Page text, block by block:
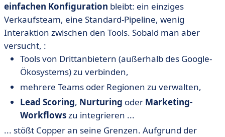
einfachen Konfiguration bleibt: ein einziges
Verkaufsteam, eine Standard-Pipeline, wenig
Interaktion zwischen den Tools. Sobald man aber
versucht, :
Tools von Drittanbietern (außerhalb des Google-
Ökosystems) zu verbinden,
mehrere Teams oder Regionen zu verwalten,
Lead Scoring, Nurturing oder Marketing-
Workflowszu integrieren ...
... stößt Copper an seine Grenzen. Aufgrund der